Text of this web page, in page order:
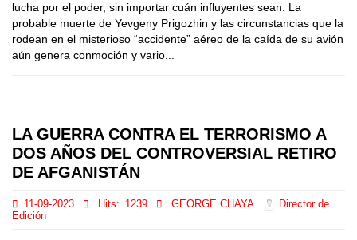
lucha por el poder, sin importar cuán influyentes sean. La
probable muerte de Yevgeny Prigozhin y las circunstancias que la
rodean en el misterioso “accidente” aéreo de la caída de su avión
aún genera conmoción y vario...
LA GUERRA CONTRA EL TERRORISMO A
DOS AÑOS DEL CONTROVERSIAL RETIRO
DE AFGANISTÁN
11-09-2023 Hits: 1239 GEORGE CHAYA
Director de
Edición